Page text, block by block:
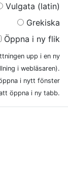
Vulgata (latin)
Grekiska
Öppna i ny flik
upp i en ny
i webläsaren).
i nytt fönster
öppna i ny tabb.